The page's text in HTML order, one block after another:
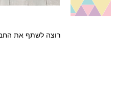
רוצה לשתף את